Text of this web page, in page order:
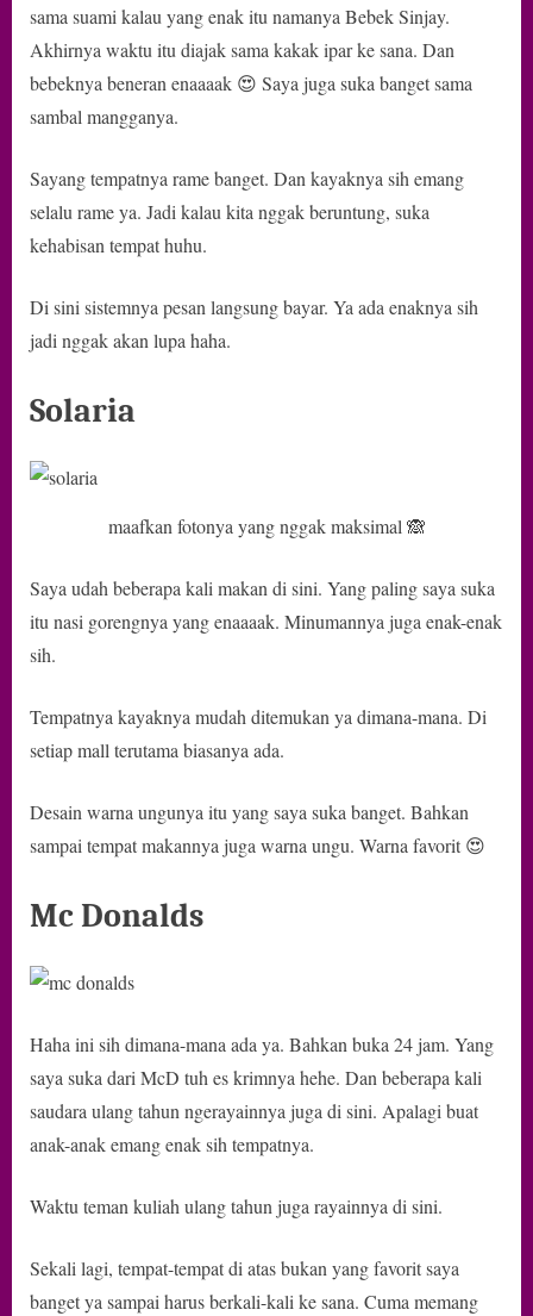
sama suami kalau yang enak itu namanya Bebek Sinjay.
Akhirnya waktu itu diajak sama kakak ipar ke sana. Dan
bebeknya beneran enaaaak 😍 Saya juga suka banget sama
sambal mangganya.
Sayang tempatnya rame banget. Dan kayaknya sih emang
selalu rame ya. Jadi kalau kita nggak beruntung, suka
kehabisan tempat huhu.
Di sini sistemnya pesan langsung bayar. Ya ada enaknya sih
jadi nggak akan lupa haha.
Solaria
maafkan fotonya yang nggak maksimal 🙈
Saya udah beberapa kali makan di sini. Yang paling saya suka
itu nasi gorengnya yang enaaaak. Minumannya juga enak-enak
sih.
Tempatnya kayaknya mudah ditemukan ya dimana-mana. Di
setiap mall terutama biasanya ada.
Desain warna ungunya itu yang saya suka banget. Bahkan
sampai tempat makannya juga warna ungu. Warna favorit 😍
Mc Donalds
Haha ini sih dimana-mana ada ya. Bahkan buka 24 jam. Yang
saya suka dari McD tuh es krimnya hehe. Dan beberapa kali
saudara ulang tahun ngerayainnya juga di sini. Apalagi buat
anak-anak emang enak sih tempatnya.
Waktu teman kuliah ulang tahun juga rayainnya di sini.
Sekali lagi, tempat-tempat di atas bukan yang favorit saya
banget ya sampai harus berkali-kali ke sana. Cuma memang